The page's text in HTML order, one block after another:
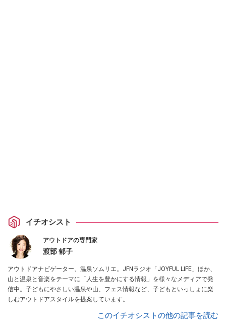
イチオシスト
アウトドアの専門家
渡部 郁子
アウトドアナビゲーター、温泉ソムリエ。JFNラジオ「JOYFUL LIFE」ほか、
山と温泉と音楽をテーマに「人生を豊かにする情報」を様々なメディアで発
信中。子どもにやさしい温泉や山、フェス情報など、子どもといっしょに楽
しむアウトドアスタイルを提案しています。
このイチオシストの他の記事を読む